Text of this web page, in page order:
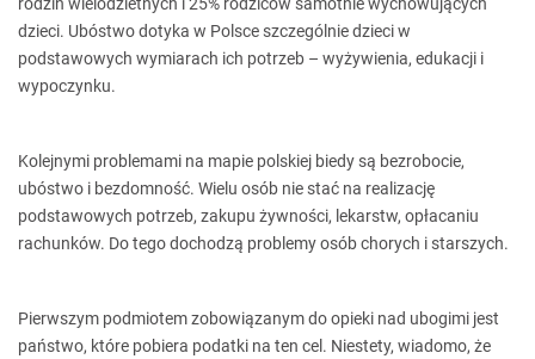
dzieci. Ubóstwo dotyka w Polsce szczególnie dzieci w
podstawowych wymiarach ich potrzeb – wyżywienia, edukacji i
wypoczynku.
Kolejnymi problemami na mapie polskiej biedy są bezrobocie,
ubóstwo i bezdomność. Wielu osób nie stać na realizację
podstawowych potrzeb, zakupu żywności, lekarstw, opłacaniu
rachunków. Do tego dochodzą problemy osób chorych i starszych.
Pierwszym podmiotem zobowiązanym do opieki nad ubogimi jest
państwo, które pobiera podatki na ten cel. Niestety, wiadomo, że